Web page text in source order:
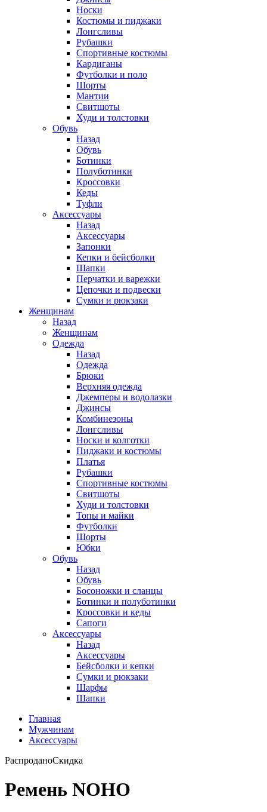
Носки
Костюмы и пиджаки
Лонгсливы
Рубашки
Спортивные костюмы
Кардиганы
Футболки и поло
Шорты
Мантии
Свитшоты
Худи и толстовки
Обувь
Назад
Обувь
Ботинки
Полуботинки
Кроссовки
Кеды
Туфли
Аксессуары
Назад
Аксессуары
Запонки
Кепки и бейсболки
Шапки
Перчатки и варежки
Цепочки и подвески
Сумки и рюкзаки
Женщинам
Назад
Женщинам
Одежда
Назад
Одежда
Брюки
Верхняя одежда
Джемперы и водолазки
Джинсы
Комбинезоны
Лонгсливы
Носки и колготки
Пиджаки и костюмы
Платья
Рубашки
Спортивные костюмы
Свитшоты
Худи и толстовки
Топы и майки
Футболки
Шорты
Юбки
Обувь
Назад
Обувь
Босоножки и сланцы
Ботинки и полуботинки
Кроссовки и кеды
Сапоги
Аксессуары
Назад
Аксессуары
Бейсболки и кепки
Сумки и рюкзаки
Шарфы
Шапки
Главная
Мужчинам
Аксессуары
РаспроданоСкидка
Ремень NOHO